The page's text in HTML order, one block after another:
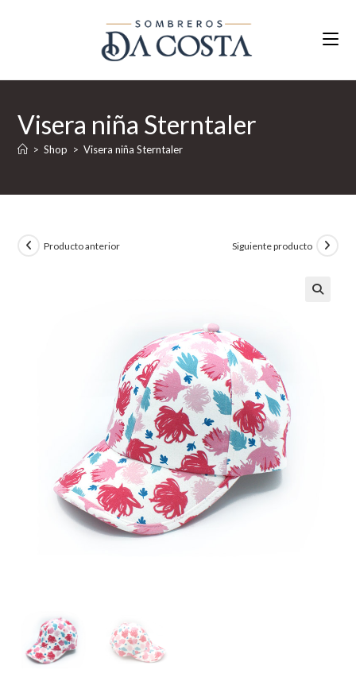
Visera niña Sterntaler
> Shop > Visera niña Sterntaler
Producto anterior Siguiente producto